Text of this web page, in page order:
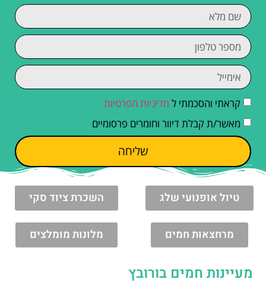
קראתי והסכמתי ל מדיניות הפרטיות
מאשר/ת קבלת דיוור וחומרים פרסומיים
שליחה
טיול אופנועי שלג השכרת ציוד סקי
מרחצאות חמים מלונות מומלצים
מעיינות חמים בורובץ